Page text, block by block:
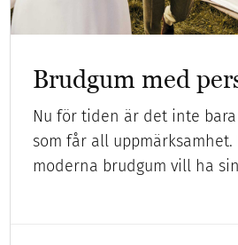
Brudgum med
Nu för tiden är det inte
som får all uppmärksamhet.
moderna brudgum vill ha